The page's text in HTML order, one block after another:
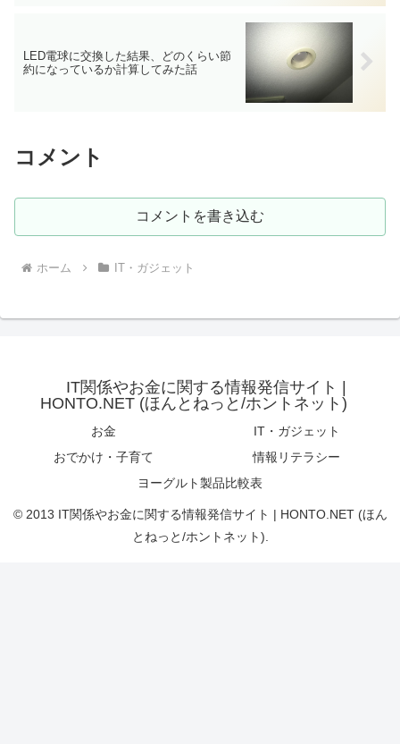
LED電球に交換した結果、どのくらい節
約になっているか計算してみた話
コメント
コメントを書き込む
ホーム IT・ガジェット
IT関係やお金に関する情報発信サイト |
HONTO.NET (ほんとねっと/ホントネット)
お金
IT・ガジェット
おでかけ・子育て
情報リテラシー
ヨーグルト製品比較表
© 2013 IT関係やお金に関する情報発信サイト | HONTO.NET (ほん
とねっと/ホントネット).